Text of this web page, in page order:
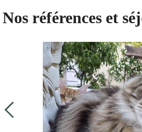
Nos références et